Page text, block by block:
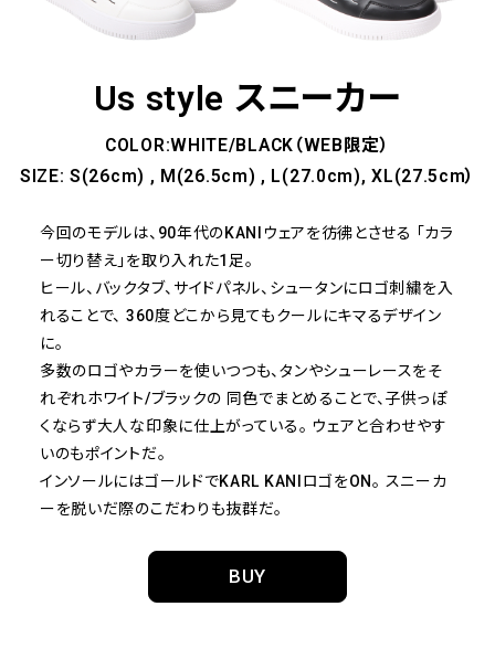
Us style スニーカー
COLOR:WHITE/BLACK（WEB限定）
SIZE: S(26cm) , M(26.5cm) , L(27.0cm), XL(27.5cm）
今回のモデルは、90年代のKANIウェアを彷彿とさせる 「カラ
ー切り替え」を取り入れた1足。
ヒール、バックタブ、サイドパネル、シュータンにロゴ刺繍を入
れることで、 360度どこから見てもクールにキマるデザイン
に。
多数のロゴやカラーを使いつつも、タンやシューレースをそ
れぞれホワイト/ブラックの 同色でまとめることで、子供っぽ
くならず大人な印象に仕上がっている。 ウェアと合わせやす
いのもポイントだ。
インソールにはゴールドでKARL KANIロゴをON。 スニーカ
ーを脱いだ際のこだわりも抜群だ。
BUY